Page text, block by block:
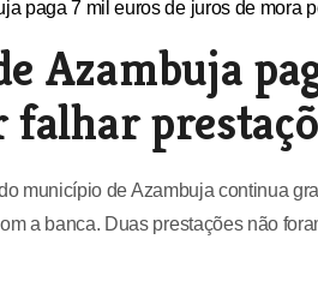
Azambuja
falhar
município de Azambuja continua
a banca. Duas prestações não